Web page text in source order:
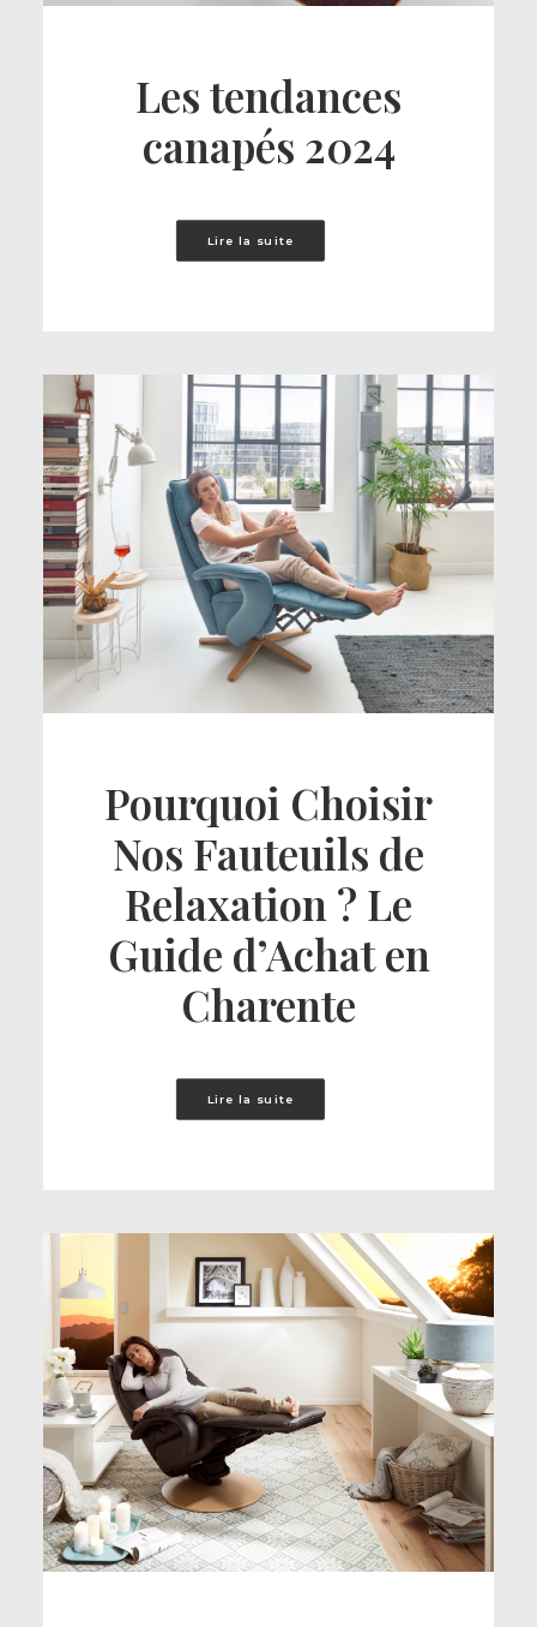
Les tendances
canapés 2024
Lire la suite
Pourquoi Choisir
Nos Fauteuils de
Relaxation ? Le
Guide d’Achat en
Charente
Lire la suite